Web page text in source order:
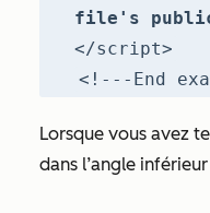
file's public
</script>
<!---End
Lorsque vous avez
dans l’angle